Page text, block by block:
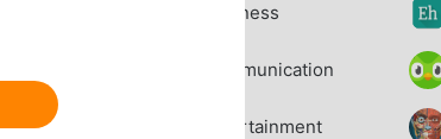
Business
Communication
Entertainment